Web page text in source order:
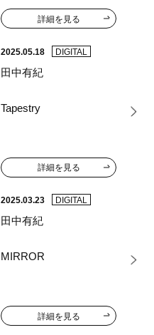
詳細を見る
2025.05.18 DIGITAL
田中有紀
Tapestry
詳細を見る
2025.03.23 DIGITAL
田中有紀
MIRROR
詳細を見る